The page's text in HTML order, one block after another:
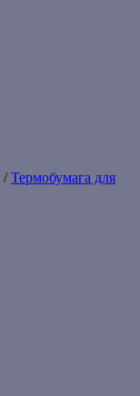
/Термобумага для